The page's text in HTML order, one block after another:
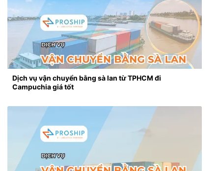
Dịch vụ vận chuyển bằng sà lan từ TPHCM đi
Campuchia giá tốt